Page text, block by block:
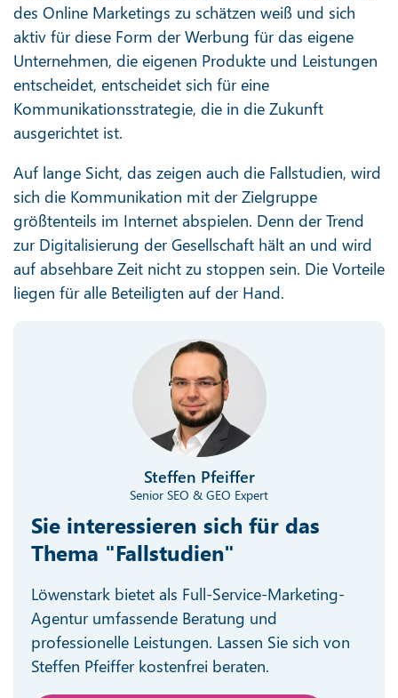
des Online Marketings zu schätzen weiß und sich
aktiv für diese Form der Werbung für das eigene
Unternehmen, die eigenen Produkte und Leistungen
entscheidet, entscheidet sich für eine
Kommunikationsstrategie, die in die Zukunft
ausgerichtet ist.
Auf lange Sicht, das zeigen auch die Fallstudien, wird
sich die Kommunikation mit der Zielgruppe
größtenteils im Internet abspielen. Denn der Trend
zur Digitalisierung der Gesellschaft hält an und wird
auf absehbare Zeit nicht zu stoppen sein. Die Vorteile
liegen für alle Beteiligten auf der Hand.
Steffen Pfeiffer
Senior SEO & GEO Expert
Sie interessieren sich für das
Thema "Fallstudien"
Löwenstark bietet als Full-Service-Marketing-
Agentur umfassende Beratung und
professionelle Leistungen. Lassen Sie sich von
Steffen Pfeiffer kostenfrei beraten.